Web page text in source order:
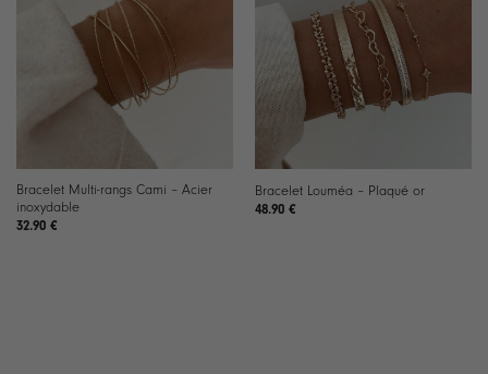
Bracelet Multi-rangs Cami – Acier
inoxydable
32.90 €
Bracelet Louméa – Plaqué or
48.90 €